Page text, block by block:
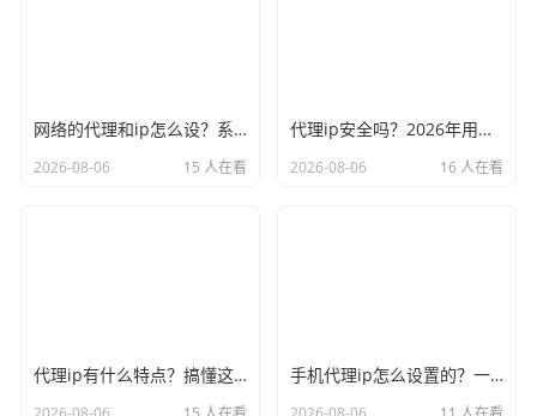
网络的代理和ip怎么设？系统设置手把手教会你
2026-08-06 15 人在看
代理ip安全吗？2026年用之前先看看这篇心里有底
2026-08-06 16 人在看
代理ip有什么特点？搞懂这些才能选对不踩坑 手机代理ip怎么设置的？一分钟搞定不废话